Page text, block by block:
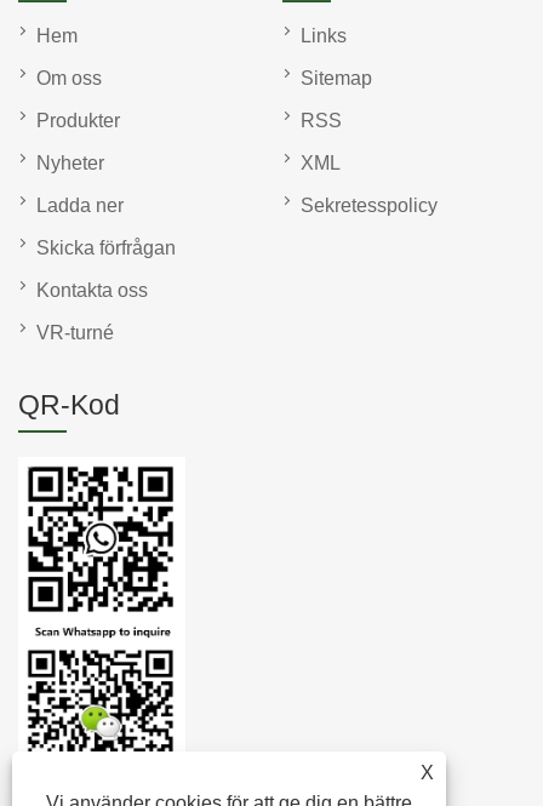
X
Hem
Om oss
Produkter
Nyheter
Ladda ner
Skicka förfrågan
Kontakta oss
VR-turné
Links
Sitemap
RSS
XML
Sekretesspolicy
QR-Kod